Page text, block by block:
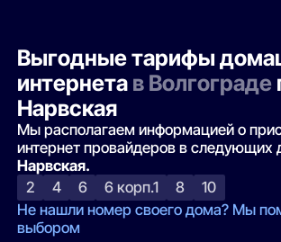
Выгодные тарифы
интернета в Волгограде
Нарвская
Мы располагаем информацией о
интернет провайдеров в следующих
Нарвская.
2
4 6 6 корп.1 8
10
Не нашли номер своего дома? Мы
выбором